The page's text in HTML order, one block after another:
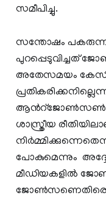
സമീപിച്ചു.
സന്തോഷം
പുറപ്പെടുവിച്ചത്
അതേസമയം
ആൻറ്ജോൺസൺ
ശാസ്ത്രീയ
പോകുമെന്നും
മീഡിയകളില്‍
ജോണ്‍സണെതിരെ